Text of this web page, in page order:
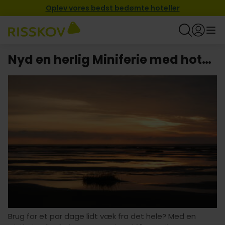
Oplev vores bedst bedømte hoteller
Nyd en herlig Miniferie med hotel i Ribe
Brug for et par dage lidt væk fra det hele? Med en